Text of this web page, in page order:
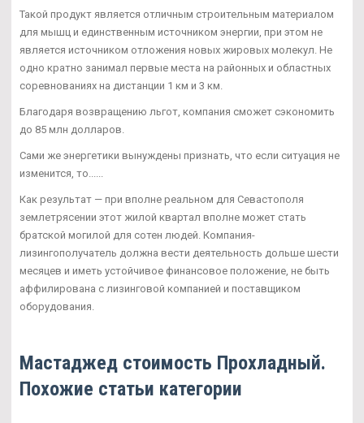
Такой продукт является отличным строительным материалом
для мышц и единственным источником энергии, при этом не
является источником отложения новых жировых молекул. Не
одно кратно занимал первые места на районных и областных
соревнованиях на дистанции 1 км и 3 км.
Благодаря возвращению льгот, компания сможет сэкономить
до 85 млн долларов.
Сами же энергетики вынуждены признать, что если ситуация не
изменится, то......
Как результат — при вполне реальном для Севастополя
землетрясении этот жилой квартал вполне может стать
братской могилой для сотен людей. Компания-
лизингополучатель должна вести деятельность дольше шести
месяцев и иметь устойчивое финансовое положение, не быть
аффилирована с лизинговой компанией и поставщиком
оборудования.
Мастаджед стоимость Прохладный.
Похожие статьи категории